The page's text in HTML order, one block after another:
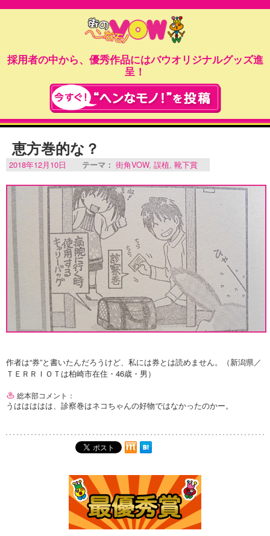
採用者の中から、優秀作品にはバウオリジナルグッズ進
呈！
恵方巻的な？
2018年12月10日 テーマ： 街角VOW, 誤植, 靴下賞
作者は“券”と書いたんだろうけど、私には券とは読めません。（新潟県／
ＴＥＲＲＩＯＴは柏崎市在住・46歳・男）
総本部コメント：
うははははは、診察巻はネコちゃんの好物ではなかったのかー。